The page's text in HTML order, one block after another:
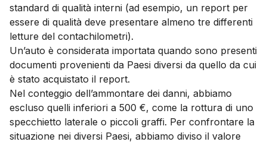
standard di qualità interni (ad esempio, un report per
essere di qualità deve presentare almeno tre differenti
letture del contachilometri).
Un’auto è considerata importata quando sono presenti
documenti provenienti da Paesi diversi da quello da cui
è stato acquistato il report.
Nel conteggio dell’ammontare dei danni, abbiamo
escluso quelli inferiori a 500 €, come la rottura di uno
specchietto laterale o piccoli graffi. Per confrontare la
situazione nei diversi Paesi, abbiamo diviso il valore